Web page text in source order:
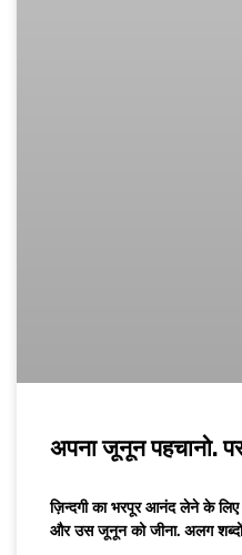
अपना जूनून पहचानो.
ज़िन्दगी का भरपूर आनंद लेने के
और उस जूनून को जीना. अलग